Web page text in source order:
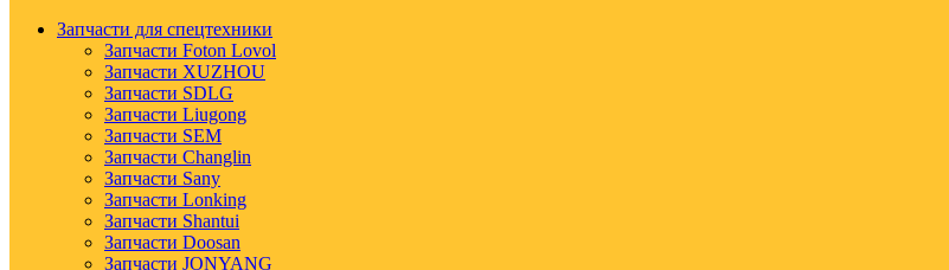
Запчасти для спецтехники
Запчасти Foton Lovol
Запчасти XUZHOU
Запчасти SDLG
Запчасти Liugong
Запчасти SEM
Запчасти Changlin
Запчасти Sany
Запчасти Lonking
Запчасти Shantui
Запчасти Doosan
Запчасти JONYANG